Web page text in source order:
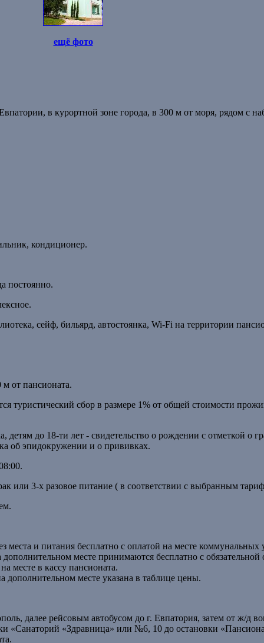
ещё фото
в курортной зоне города, в 300 м от моря, рядом с
кондиционер.
постоянно.
сейф, бильярд, автостоянка, Wi-Fi на территории
от пансионата.
туристический сбор в размере 1% от общей стоимости
детям до 18-ти лет - свидетельство о рождении с отметкой о
об эпидокружении и о прививках.
или 3-х разовое питание ( в соответствии с выбранным
места и питания бесплатно с оплатой на месте коммунальных
месте принимаются бесплатно с обязательной
месте в кассу пансионата.
дополнительном месте указана в таблице цены.
далее рейсовым автобусом до г. Евпатория, затем от ж/д
«Санаторий «Здравница» или №6, 10 до остановки